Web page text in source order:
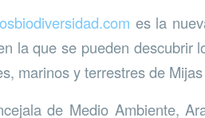
es la
la que se pueden descubrir
marinos y terrestres de
de Medio Ambiente,